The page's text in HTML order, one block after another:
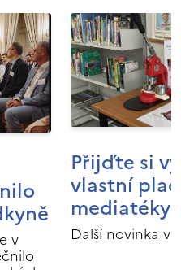
v
Přijďte si
vlastní
mediatéky
Další novinka v